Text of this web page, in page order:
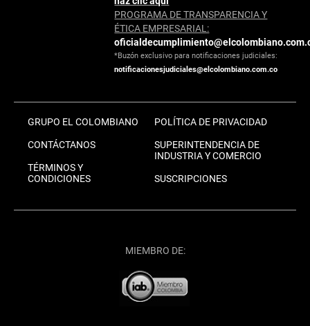
PROGRAMA DE TRANSPARENCIA Y
ÉTICA EMPRESARIAL:
*Buzón exclusivo para notificaciones judiciales:
notificacionesjudiciales@elcolombiano.com.co
GRUPO EL COLOMBIANO
CONTÁCTANOS
TÉRMINOS Y
CONDICIONES
POLÍTICA DE PRIVACIDAD
SUPERINTENDENCIA DE
INDUSTRIA Y COMERCIO
SUSCRIPCIONES
MIEMBRO DE: